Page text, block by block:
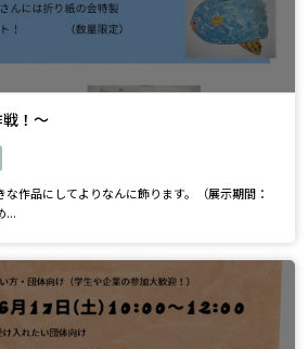
！～
作品にしてよりなんに飾ります。（展示期間：
...